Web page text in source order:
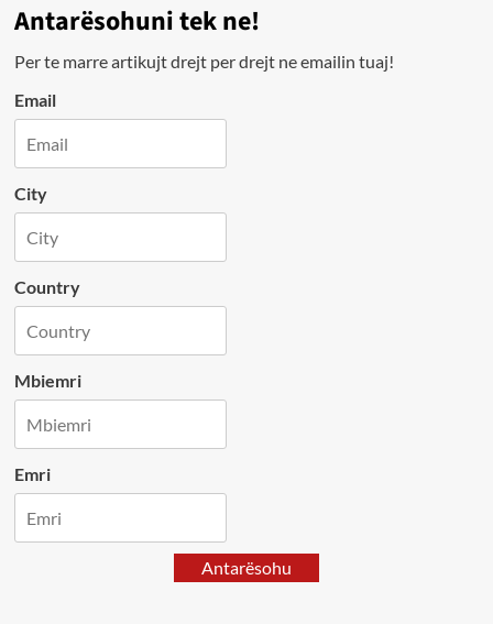
Antarësohuni tek ne!
Per te marre artikujt drejt per drejt ne emailin tuaj!
Email
City
Country
Mbiemri
Emri
Antarësohu